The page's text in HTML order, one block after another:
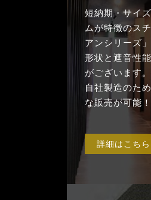
短納期・サイ
ムが特徴のス
アンシリーズ
形状と遮音性
がございます。
自社製造のた
な販売が可能！
詳細はこち